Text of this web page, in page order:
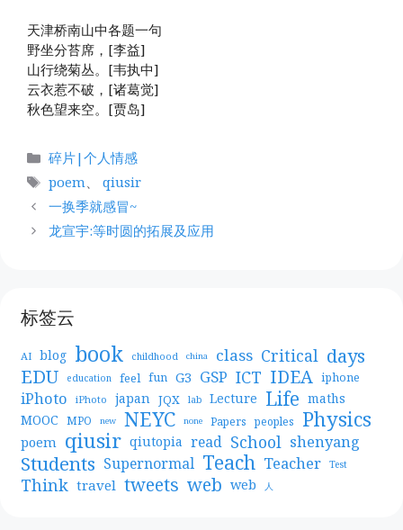
天津桥南山中各题一句
野坐分苔席，[李益]
山行绕菊丛。[韦执中]
云衣惹不破，[诸葛觉]
秋色望来空。[贾岛]
分
碎片|个人情感
标
poem
qiusir
一换季就感冒~
龙宣宇:等时圆的拓展及应用
标签云
AI blog book childhood china class Critical days
EDU education feel fun G3 GSP ICT IDEA iphone
iPhoto iPhoto japan JQX lab Lecture Life maths
MOOC MPO new NEYC none Papers peoples Physics
poem qiusir qiutopia read School shenyang
Students Supernormal Teach Teacher Test
Think travel tweets web web 人